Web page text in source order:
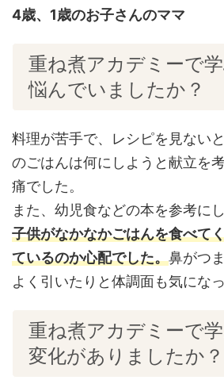
4歳、1歳のお子さんのママ
重ね煮アカデミーで
悩んでいましたか？
料理が苦手で、レシピを見ない
のごはんは何にしようと献立を
痛でした。
また、幼児食などの本を参考に
子供がなかなかごはんを食べて
ているのか心配でした。鼻がつ
よく引いたりと体調面も気にな
重ね煮アカデミーで
変化がありましたか？